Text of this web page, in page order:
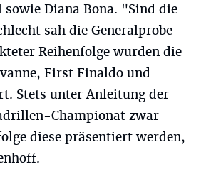
Diana Bona. "Sind die
sah die Generalprobe
Reihenfolge wurden die
First Finaldo und
Stets unter Anleitung der
Championat zwar
diese präsentiert werden,